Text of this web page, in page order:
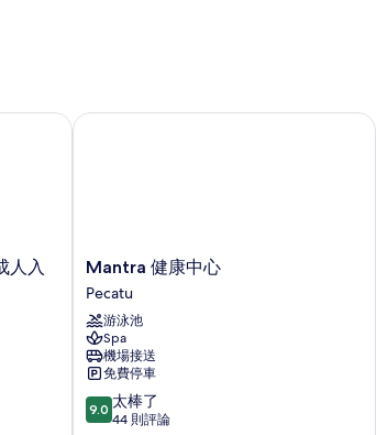
人入
住並提供驚喜
Mantra
健
康
中
心
Pecatu
Mantra 健康中心
Pecatu
游泳池
Spa
機場接送
免費停車
9.0
分，
9.0 太棒了
44 則評論
Mantra 健康中心